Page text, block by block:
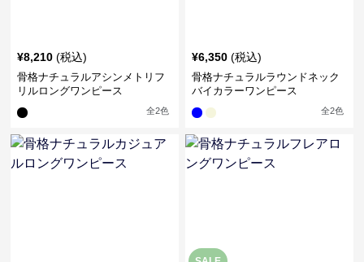
¥8,210 (税込)
骨格ナチュラルアシンメトリフ
リルロングワンピース
全2色
¥6,350 (税込)
骨格ナチュラルラウンドネック
バイカラーワンピース
全2色